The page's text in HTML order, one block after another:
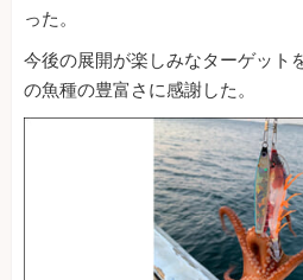
った。
今後の展開が楽しみなターゲット
の魚種の豊富さに感謝した。